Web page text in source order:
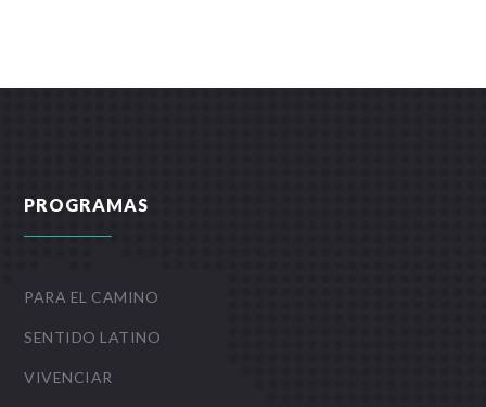
PROGRAMAS
PARA EL CAMINO
SENTIDO LATINO
VIVENCIAR